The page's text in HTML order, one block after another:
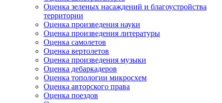
Оценка зеленых насаждений и благоустройства
территории
Оценка произведения науки
Оценка произведения литературы
Оценка самолетов
Оценка вертолетов
Оценка произведения музыки
Оценка дебаркадеров
Оценка топологии микросхем
Оценка авторского права
Оценка поездов